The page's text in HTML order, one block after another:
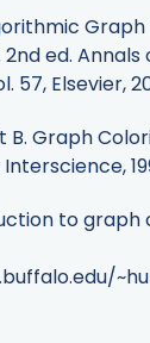
ed.
57, Elsevier,
B. Graph
to graph